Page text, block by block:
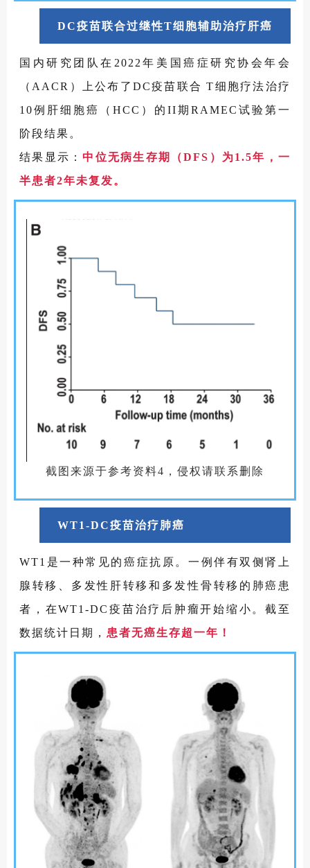
DC疫苗联合过继性T细胞辅助治疗肝癌
国内研究团队在2022年美国癌症研究协会年会
（AACR）上公布了DC疫苗联合 T细胞疗法治疗
10例肝细胞癌（HCC）的II期RAMEC试验第一
阶段结果。
结果显示：中位无病生存期（DFS）为1.5年，一
半患者2年未复发。
截图来源于参考资料4，侵权请联系删除
WT1-DC疫苗治疗肺癌
WT1是一种常见的癌症抗原。一例伴有双侧肾上
腺转移、多发性肝转移和多发性骨转移的肺癌患
者，在WT1-DC疫苗治疗后肿瘤开始缩小。截至
数据统计日期， 患者无癌生存超一年！